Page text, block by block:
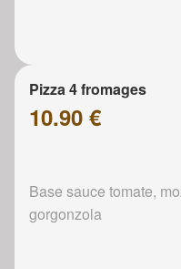
Pizza 4 fromages
10.90 €
Base sauce tomate,
gorgonzola